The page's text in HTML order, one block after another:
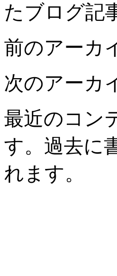
たブログ記
前のアーカ
次のアーカ
最近のコン
す。過去に
れます。